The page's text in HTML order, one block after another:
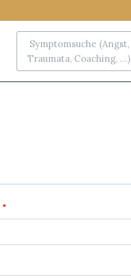
Symptomsuche (Angst,
Traumata, Coaching, ...)
*